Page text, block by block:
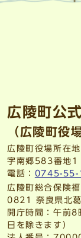
広陵町公
（広陵町役
広陵町役場所在
字南郷583番地
電話： 0745-55-
広陵町総合保険
0821 奈良県北
開庁時間：午前
日を除きます）